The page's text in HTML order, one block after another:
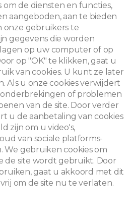
de diensten en functies,
aangeboden, aan te bieden
onze gebruikers te
gegevens die worden
op uw computer of op
op "OK" te klikken, gaat u
van cookies. U kunt ze later
Als u onze cookies verwijdert
of problemen
van de site. Door verder
u de aanbetaling van cookies
zijn om u video's,
van sociale platforms-
We gebruiken cookies om
de site wordt gebruikt. Door
gaat u akkoord met dit
om de site nu te verlaten.